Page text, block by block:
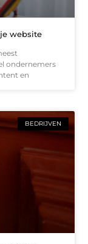
website
ondernemers
en
BEDRIJVEN